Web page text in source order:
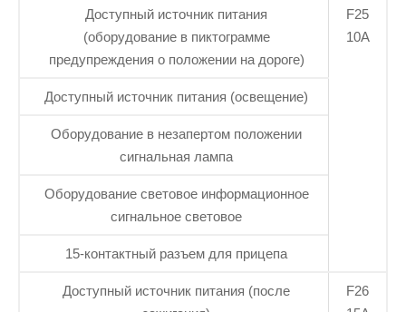
Доступный источник питания
(оборудование в пиктограмме
предупреждения о положении на дороге)
F25
10А
Доступный источник питания (освещение)
Оборудование в незапертом положении
сигнальная лампа
Оборудование световое информационное
сигнальное световое
15-контактный разъем для прицепа
Доступный источник питания (после
F26